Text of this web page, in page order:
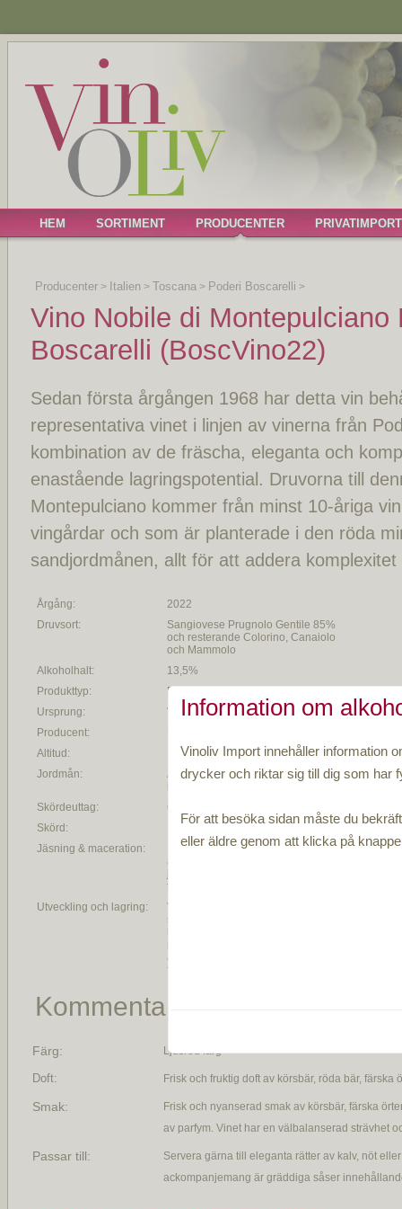
HEM SORTIMENT PRODUCENTER PRIVATIMPORT
Producenter > Italien > Toscana > Poderi Boscarelli >
Vino Nobile di Montepulciano
Boscarelli (BoscVino22)
Sedan första årgången 1968 har detta vin
representativa vinet i linjen av vinerna från
kombination av de fräscha, eleganta och
enastående lagringspotential. Druvorna till
Montepulciano kommer från minst 10-åriga
vingårdar och som är planterade i den röda
sandjordmånen, allt för att addera
Årgång:
2022
Druvsort:
Sangiovese Prugnolo Gentile 85%
och resterande Colorino, Canaiolo
och Mammolo
Alkoholhalt:
13,5%
Produkttyp:
Rött vin
Ursprung:
Vingårdar i Cervognano
Producent:
Altitud:
Jordmån:
Alluvial och kalkrik jordmån med
Skördeuttag:
6500 vinrankor per hektar
Skörd:
Jäsning & maceration:
Efter varsamt inledande pressning
av druvorna sker den första
temperaturkontrollerade former.
Utveckling och lagring:
Vinet lagras i ekfat av olika
storlekar som ligger mellan 5-35
avslutande några månader till i
flaska innan försäljning
Kommentar
Färg: Ljusröd färg
Doft: Frisk och fruktig doft av körsbär, röda bär, färska
Smak:
Frisk och nyanserad smak av körsbär, färska
av parfym. Vinet har en välbalanserad strävhet
Passar till:
Servera gärna till eleganta rätter av kalv, nöt
ackompanjemang är gräddiga såser
Information om
Vinoliv Import innehåller information
drycker och riktar sig till dig som har
För att besöka sidan måste du
eller äldre genom att klicka på